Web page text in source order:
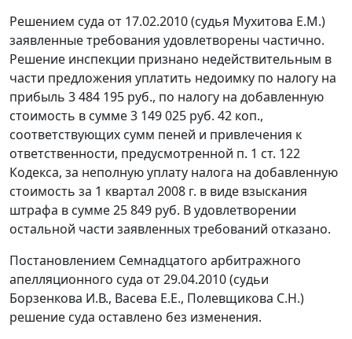
Решением суда от 17.02.2010 (судья Мухитова Е.М.)
заявленные требования удовлетворены частично.
Решение инспекции признано недействительным в
части предложения уплатить недоимку по налогу на
прибыль 3 484 195 руб., по налогу на добавленную
стоимость в сумме 3 149 025 руб. 42 коп.,
соответствующих сумм пеней и привлечения к
ответственности, предусмотренной п. 1 ст. 122
Кодекса, за неполную уплату налога на добавленную
стоимость за 1 квартал 2008 г. в виде взыскания
штрафа в сумме 25 849 руб. В удовлетворении
остальной части заявленных требований отказано.
Постановлением Семнадцатого арбитражного
апелляционного суда от 29.04.2010 (судьи
Борзенкова И.В., Васева Е.Е., Полевщикова С.Н.)
решение суда оставлено без изменения.